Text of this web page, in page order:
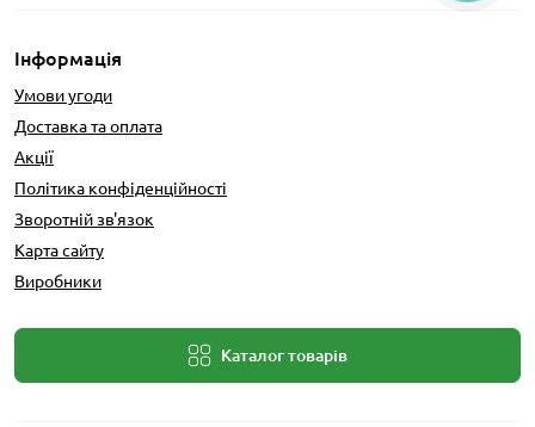
Інформація
Умови угоди
Доставка та оплата
Акції
Політика конфіденційності
Зворотній зв'язок
Карта сайту
Виробники
Каталог товарів